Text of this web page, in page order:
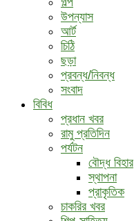
উপন্যাস
আর্ট
চিঠি
ছড়া
প্রবন্ধ/নিবন্ধ
সংবাদ
বিবিধ
প্রধান খবর
রামু প্রতিদিন
পর্যটন
বৌদ্ধ ‍বিহার
স্থাপনা
প্রাকৃতিক
চাকরির খবর